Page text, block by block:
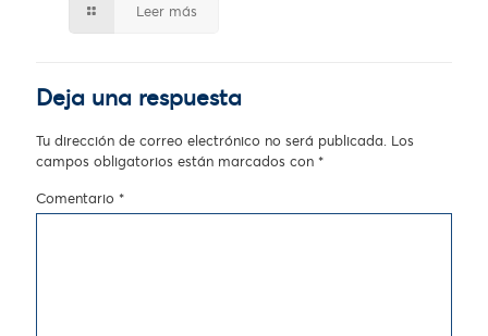
Leer más
Deja una respuesta
Tu dirección de correo electrónico no será publicada. Los
campos obligatorios están marcados con *
Comentario *